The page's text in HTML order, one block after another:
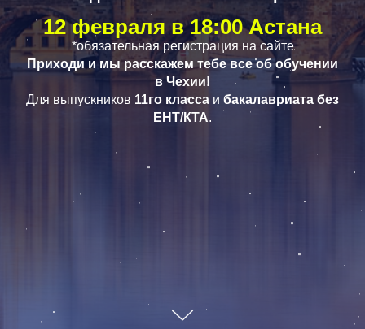
12 февраля в 18:00 Астана
*обязательная регистрация на сайте
Приходи и мы расскажем тебе все об обучении
в Чехии!
Для выпускников 11го класса и бакалавриата без
ЕНТ/КТА.